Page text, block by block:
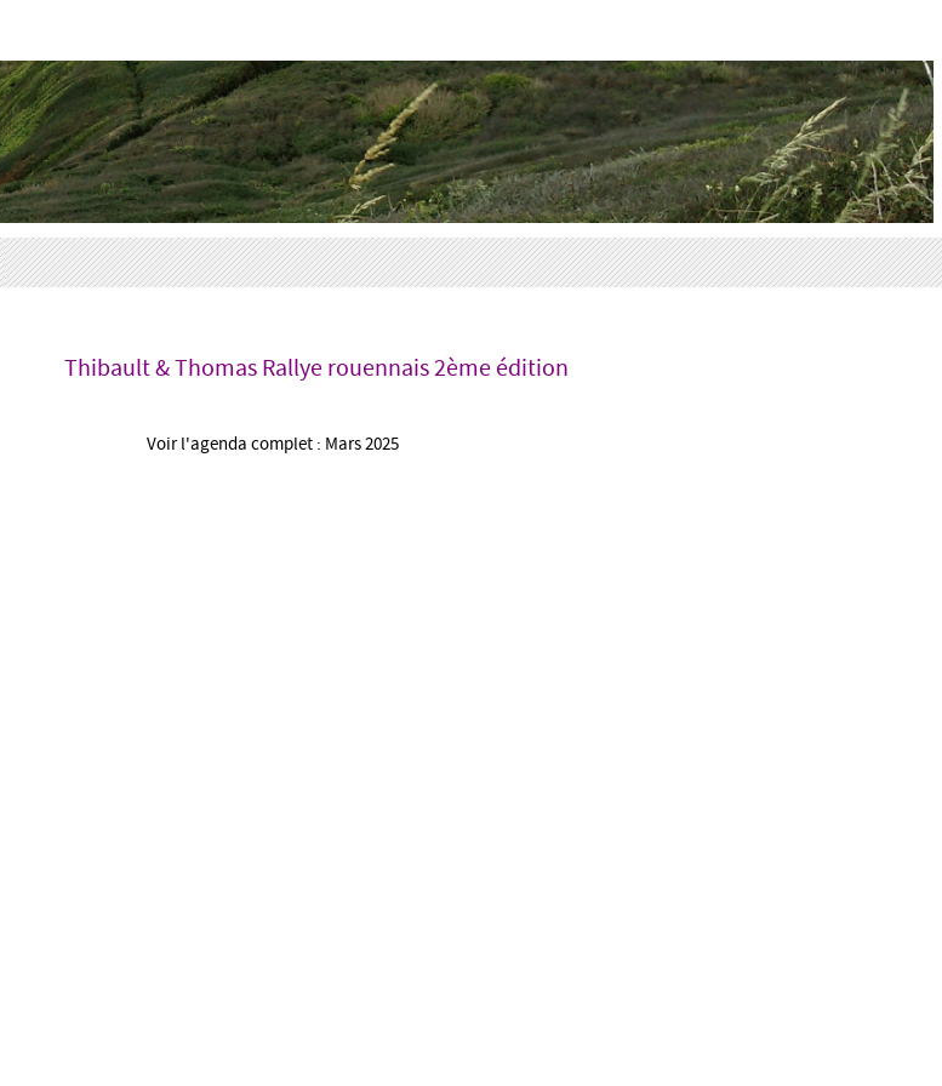
Thibault & Thomas Rallye rouennais 2ème édition
Voir l'agenda complet : Mars 2025